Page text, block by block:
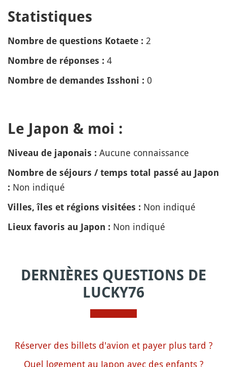
Statistiques
Nombre de questions Kotaete : 2
Nombre de réponses : 4
Nombre de demandes Isshoni : 0
Le Japon & moi :
Niveau de japonais : Aucune connaissance
Nombre de séjours / temps total passé au Japon
: Non indiqué
Villes, îles et régions visitées : Non indiqué
Lieux favoris au Japon : Non indiqué
DERNIÈRES QUESTIONS DE
LUCKY76
Réserver des billets d'avion et payer plus tard ?
Quel logement au Japon avec des enfants ?